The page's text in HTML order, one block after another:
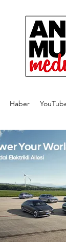
Haber